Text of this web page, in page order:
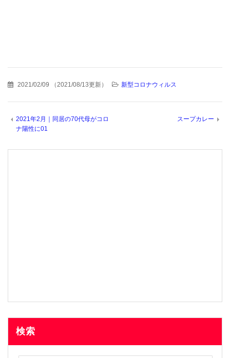
2021/02/09 （2021/08/13更新） 新型コロナウィルス
2021年2月｜同居の70代母がコロ
ナ陽性に01
スープカレー
検索